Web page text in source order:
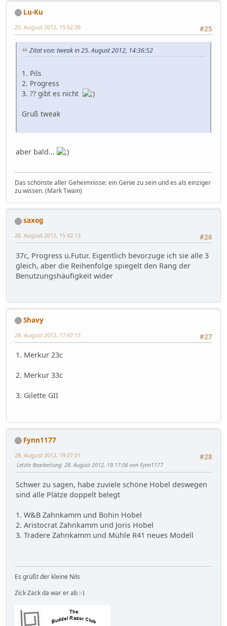
Lu-Ku
#25
25. August 2012, 15:52:39
Zitat von: tweak in 25. August 2012, 14:36:52
1. Pils
2. Progress
3. ?? gibt es nicht
Gruß tweak
aber bald...
Das schönste aller Geheimnisse: ein Genie zu sein und es als einziger
zu wissen. (Mark Twain)
saxog
#26
28. August 2012, 15:42:13
37c, Progress u.Futur. Eigentlich bevorzuge ich sie alle 3
gleich, aber die Reihenfolge spiegelt den Rang der
Benutzungshäufigkeit wider
Shavy
#27
28. August 2012, 17:47:13
1. Merkur 23c
2. Merkur 33c
3. Gilette GII
Fynn1177
#28
28. August 2012, 19:07:01
Letzte Bearbeitung: 28. August 2012, 19:17:06 von Fynn1177
Schwer zu sagen, habe zuviele schöne Hobel deswegen
sind alle Plätze doppelt belegt
1. W&B Zahnkamm und Bohin Hobel
2. Aristocrat Zahnkamm und Joris Hobel
3. Tradere Zahnkamm und Mühle R41 neues Modell
Es grüßt der kleine Nils
Zick Zack da war er ab :-)